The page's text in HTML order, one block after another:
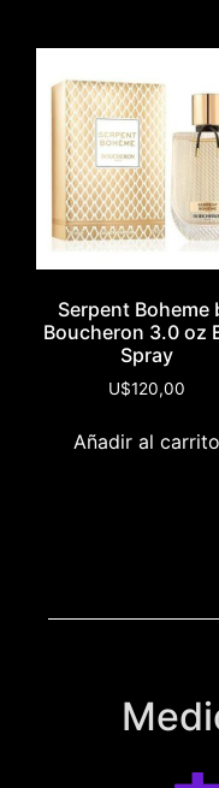
Serpent Boheme
Boucheron 3.0 oz
Spray
U$120,00
Añadir al carrito